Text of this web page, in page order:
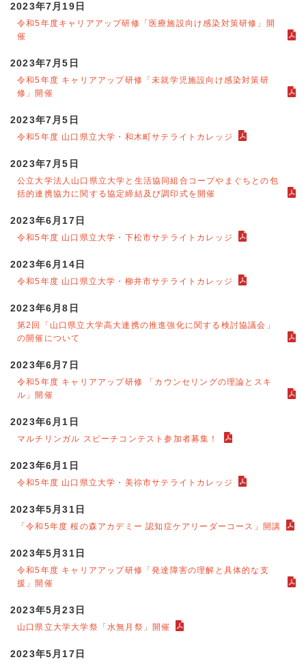
2023年7月19日
令和5年度キャリアアップ研修「医療施設向け感染対策研修」開
催
2023年7月5日
令和5年度 キャリアアップ研修「未就学児施設向け感染対策研
修」開催
2023年7月5日
令和5年度 山口県立大学・和木町サテライトカレッジ
2023年7月5日
公立大学法人山口県立大学と生活協同組合コープやまぐちとの包
括的連携協力に関する協定締結及び調印式を開催
2023年6月17日
令和5年度 山口県立大学・下松市サテライトカレッジ
2023年6月14日
令和5年度 山口県立大学・柳井市サテライトカレッジ
2023年6月8日
第2回「山口県立大学高大連携の推進強化に関する検討協議会」
の開催について
2023年6月7日
令和5年度 キャリアアップ研修 「カウンセリングの理論とスキ
ル」開催
2023年6月1日
マルチリンガル スピーチコンテスト参加者募集！
2023年6月1日
令和5年度 山口県立大学・美祢市サテライトカレッジ
2023年5月31日
「令和5年度 桜の森アカデミー 認知症ケアリーダーコース」開講
2023年5月31日
令和5年度 キャリアアップ研修「発達障害の理解と具体的な支
援」開催
2023年5月23日
山口県立大学大学祭「水無月祭」開催
2023年5月17日